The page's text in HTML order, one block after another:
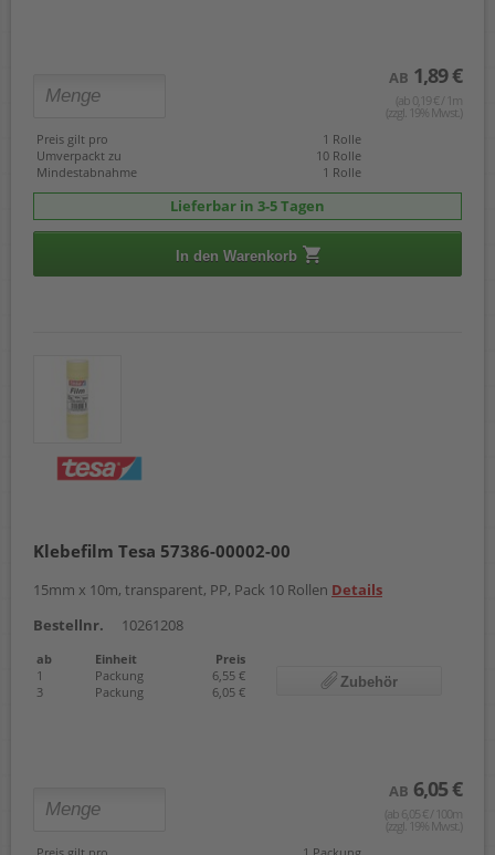
AB 1,89 €
(ab 0,19 € / 1m
(zzgl. 19% Mwst.)
Preis gilt pro
1 Rolle
Umverpackt zu
10 Rolle
Mindestabnahme
1 Rolle
Lieferbar in 3-5 Tagen
In den Warenkorb
Klebefilm Tesa 57386-00002-00
15mm x 10m, transparent, PP, Pack 10 Rollen Details
Bestellnr.
10261208
ab Einheit
Preis
1
Packung
6,55 €
3
Packung 6,05 €
Zubehör
AB 6,05 €
(ab 6,05 € / 100m
(zzgl. 19% Mwst.)